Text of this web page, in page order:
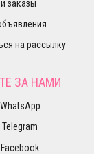
заказы
на рассылку
ЗА НАМИ
WhatsApp
Telegram
Facebook